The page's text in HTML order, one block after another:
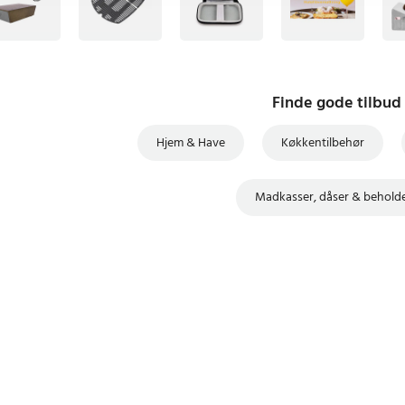
Finde gode tilbud
Hjem & Have Køkkentilbehør
Madkasser, dåser &